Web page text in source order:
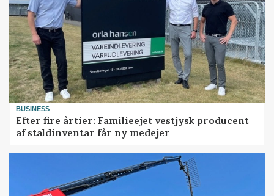
BUSINESS
Efter fire årtier: Familieejet vestjysk producent
af staldinventar får ny medejer